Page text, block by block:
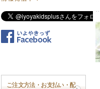
ご注文方法・お支払い・配